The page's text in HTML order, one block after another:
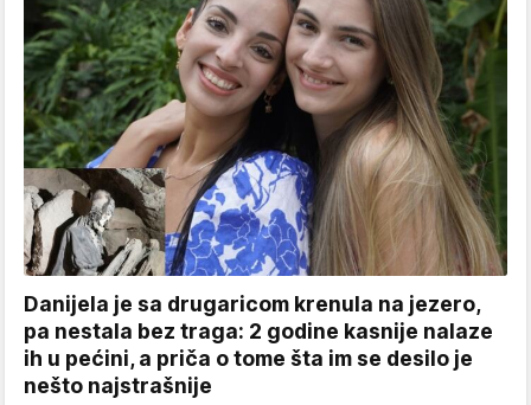
Danijela je sa drugaricom krenula na jezero,
pa nestala bez traga: 2 godine kasnije nalaze
ih u pećini, a priča o tome šta im se desilo je
nešto najstrašnije